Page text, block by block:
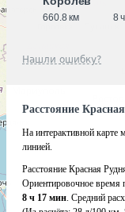
660.8 км 8
Нашли ошибку?
Расстояние
На интерактивной карте
линией.
Расстояние Красная
Ориентировочное время
8 ч 17 мин. Средний